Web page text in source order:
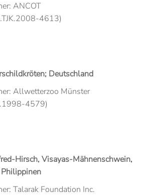
ANCOT
4613)
Deutschland
Allwetterzoo Münster
4579)
Hirsch, Visayas-Mähnenschwein,
Talarak Foundation Inc.